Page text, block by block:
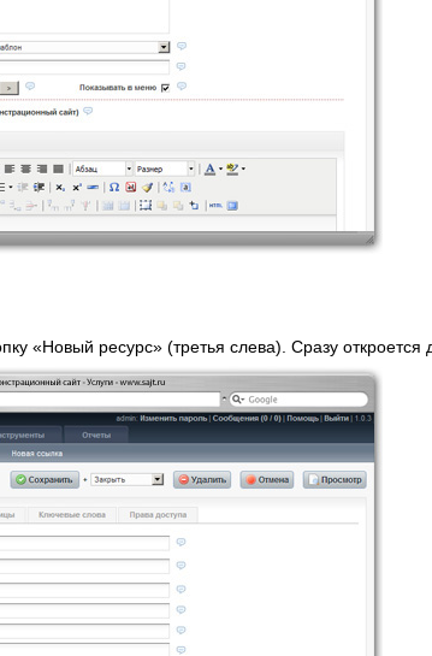
«Новый ресурс» (третья слева). Сразу откроется